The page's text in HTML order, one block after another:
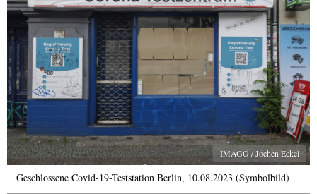
IMAGO / Jochen Eckel
Geschlossene Covid-19-Teststation Berlin, 10.08.2023 (Symbolbild)